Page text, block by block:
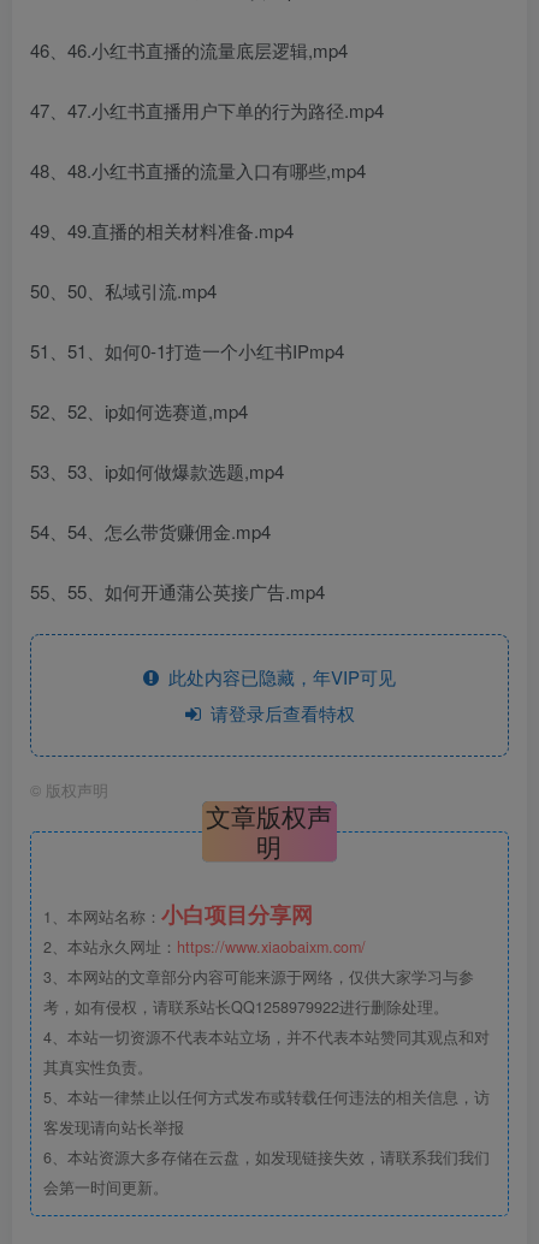
46、46.小红书直播的流量底层逻辑,mp4
47、47.小红书直播用户下单的行为路径.mp4
48、48.小红书直播的流量入口有哪些,mp4
49、49.直播的相关材料准备.mp4
50、50、私域引流.mp4
51、51、如何0-1打造一个小红书IPmp4
52、52、ip如何选赛道,mp4
53、53、ip如何做爆款选题,mp4
54、54、怎么带货赚佣金.mp4
55、55、如何开通蒲公英接广告.mp4
此处内容已隐藏，年VIP可见
请登录后查看特权
© 版权声明
文章版权声
明
1、本网站名称： 小白项目分享网
2、本站永久网址： https://www.xiaobaixm.com/
3、本网站的文章部分内容可能来源于网络，仅供大家学习与参
考，如有侵权，请联系站长QQ1258979922进行删除处理。
4、本站一切资源不代表本站立场，并不代表本站赞同其观点和对
其真实性负责。
5、本站一律禁止以任何方式发布或转载任何违法的相关信息，访
客发现请向站长举报
6、本站资源大多存储在云盘，如发现链接失效，请联系我们我们
会第一时间更新。